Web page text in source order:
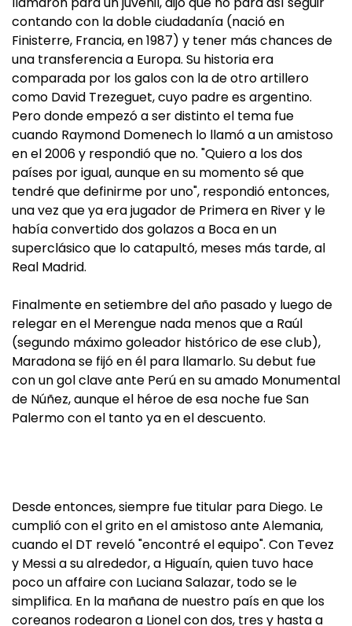
contando con la doble ciudadanía (nació en
Finisterre, Francia, en 1987) y tener más chances de
una transferencia a Europa. Su historia era
comparada por los galos con la de otro artillero
como David Trezeguet, cuyo padre es argentino.
Pero donde empezó a ser distinto el tema fue
cuando Raymond Domenech lo llamó a un amistoso
en el 2006 y respondió que no. "Quiero a los dos
países por igual, aunque en su momento sé que
tendré que definirme por uno", respondió entonces,
una vez que ya era jugador de Primera en River y le
había convertido dos golazos a Boca en un
superclásico que lo catapultó, meses más tarde, al
Real Madrid.
Finalmente en setiembre del año pasado y luego de
relegar en el Merengue nada menos que a Raúl
(segundo máximo goleador histórico de ese club),
Maradona se fijó en él para llamarlo. Su debut fue
con un gol clave ante Perú en su amado Monumental
de Núñez, aunque el héroe de esa noche fue San
Palermo con el tanto ya en el descuento.
Desde entonces, siempre fue titular para Diego. Le
cumplió con el grito en el amistoso ante Alemania,
cuando el DT reveló "encontré el equipo". Con Tevez
y Messi a su alrededor, a Higuaín, quien tuvo hace
poco un affaire con Luciana Salazar, todo se le
simplifica. En la mañana de nuestro país en que los
coreanos rodearon a Lionel con dos, tres y hasta a